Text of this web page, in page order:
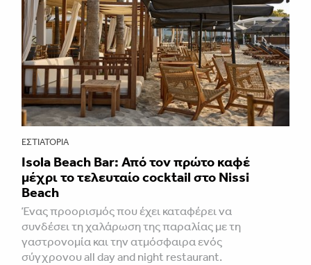
ΕΣΤΙΑΤΌΡΙΑ
Isola Beach Bar: Από τον πρώτο καφέ
μέχρι το τελευταίο cocktail στο Nissi
Beach
Ένας προορισμός που έχει καταφέρει να
συνδέσει τη χαλάρωση της παραλίας με τη
γαστρονομία και την ατμόσφαιρα ενός
σύγχρονου all day and night restaurant.